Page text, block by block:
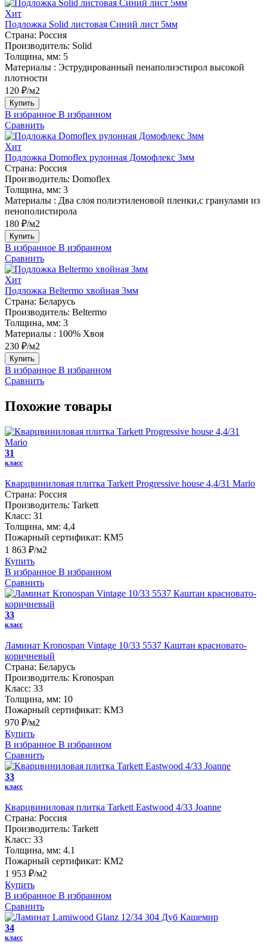
Хит
Подложка Solid листовая Синий лист 5мм
Страна: Россия
Производитель: Solid
Толщина, мм: 5
Материалы : Эструдированный пенаполиэстирол высокой
плотности
120 ₽/м2
Купить
В избранное В избранном
Сравнить
Хит
Подложка Domoflex рулонная Домофлекс 3мм
Страна: Россия
Производитель: Domoflex
Толщина, мм: 3
Материалы : Два слоя полиэтиленовой пленки,с гранулами из
пенополистирола
180 ₽/м2
Купить
В избранное В избранном
Сравнить
Хит
Подложка Beltermo хвойная 3мм
Страна: Беларусь
Производитель: Beltermo
Толщина, мм: 3
Материалы : 100% Хвоя
230 ₽/м2
Купить
В избранное В избранном
Сравнить
Похожие товары
31
класс
Кварцвиниловая плитка Tarkett Progressive house 4,4/31 Mario
Страна: Россия
Производитель: Tarkett
Класс: 31
Толщина, мм: 4,4
Пожарный сертификат: КМ5
1 863 ₽/м2
Купить
В избранное В избранном
Сравнить
33
класс
Ламинат Kronospan Vintage 10/33 5537 Каштан красновато-
коричневый
Страна: Беларусь
Производитель: Kronospan
Класс: 33
Толщина, мм: 10
Пожарный сертификат: КМ3
970 ₽/м2
Купить
В избранное В избранном
Сравнить
33
класс
Кварцвиниловая плитка Tarkett Eastwood 4/33 Joanne
Страна: Россия
Производитель: Tarkett
Класс: 33
Толщина, мм: 4.1
Пожарный сертификат: КМ2
1 953 ₽/м2
Купить
В избранное В избранном
Сравнить
34
класс